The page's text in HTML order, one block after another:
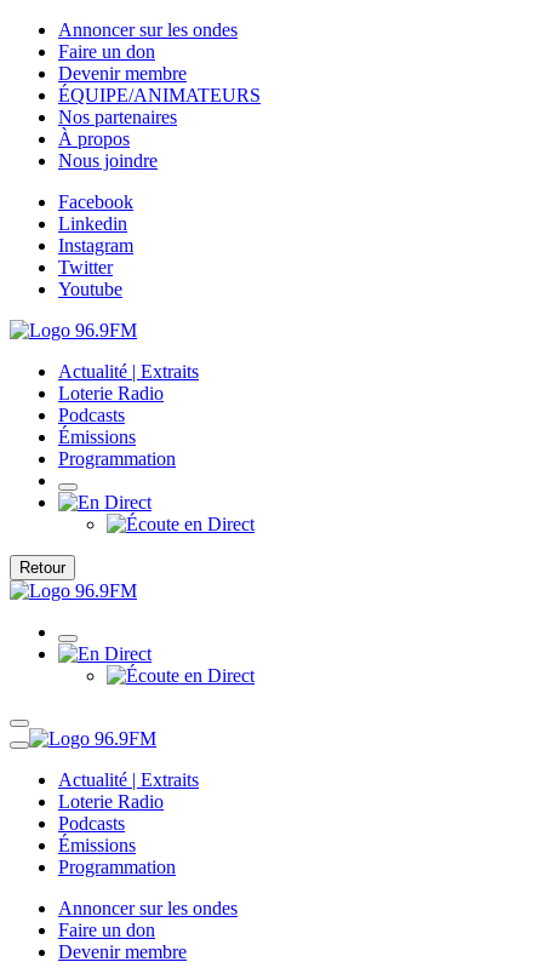
Annoncer sur les ondes
Faire un don
Devenir membre
ÉQUIPE/ANIMATEURS
Nos partenaires
À propos
Nous joindre
Facebook
Linkedin
Instagram
Twitter
Youtube
Actualité | Extraits
Loterie Radio
Podcasts
Émissions
Programmation
Retour
Actualité | Extraits
Loterie Radio
Podcasts
Émissions
Programmation
Annoncer sur les ondes
Faire un don
Devenir membre